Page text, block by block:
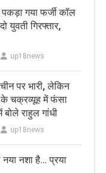
गया फर्जी कॉल
युवती गिरफ्तार,
up18news
पर भारी, लेकिन
के चक्रव्यूह में फंसा
बोले राहुल गांधी
up18news
नया नशा है… प्रया